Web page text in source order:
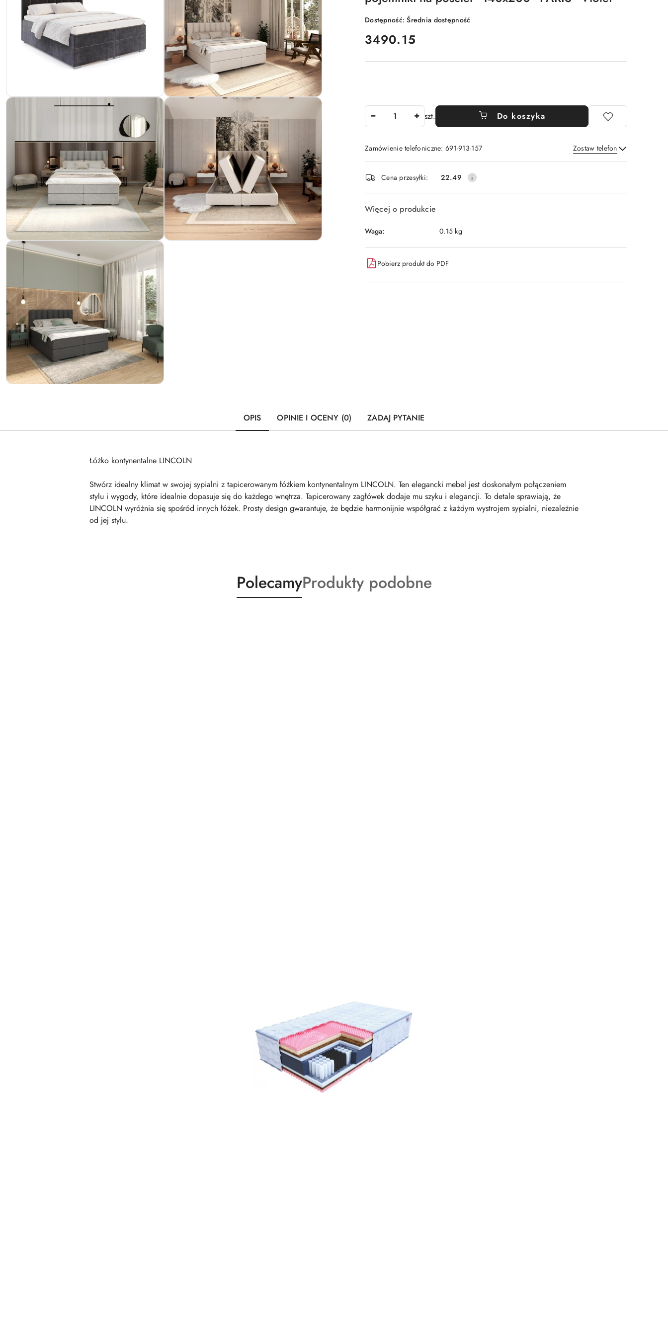
Dostępność:Średnia dostępność
cena:
3490.15
szt. Do koszyka
Zamówienie telefoniczne: 691-913-157 Zostaw telefon
Wyślij
Dostępność
i
dostawa
Cena przesyłki: 22.49
Więcej o produkcie
Waga: 0.15 kg
Pobierz produkt do PDF
OPIS OPINIE I OCENY (0) ZADAJ PYTANIE
Łóżko kontynentalne LINCOLN
Stwórz idealny klimat w swojej sypialni z tapicerowanym łóżkiem kontynentalnym LINCOLN. Ten elegancki mebel jest doskonałym połączeniem
stylu i wygody, które idealnie dopasuje się do każdego wnętrza. Tapicerowany zagłówek dodaje mu szyku i elegancji. To detale sprawiają, że
LINCOLN wyróżnia się spośród innych łóżek. Prosty design gwarantuje, że będzie harmonijnie współgrać z każdym wystrojem sypialni, niezależnie
od jej stylu.
Produkty
o
PolecamyProdukty
o
Produkty podobne